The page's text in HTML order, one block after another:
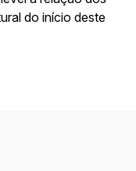
do início deste